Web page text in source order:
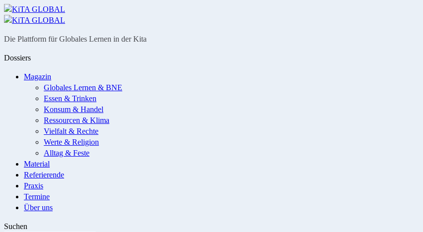
Menü
Suche
Die Plattform für Globales Lernen in der Kita
Dossiers
Magazin
Globales Lernen & BNE
Essen & Trinken
Konsum & Handel
Ressourcen & Klima
Vielfalt & Rechte
Werte & Religion
Alltag & Feste
Material
Referierende
Praxis
Termine
Über uns
Suchen